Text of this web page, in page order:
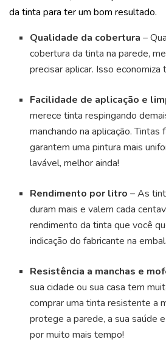
da tinta para ter um bom resultado.
Qualidade da cobertura –
cobertura da tinta na parede,
precisar aplicar. Isso
Facilidade de aplicação e
merece tinta respingando
manchando na aplicação. Tintas
garantem uma pintura mais
lavável, melhor ainda!
Rendimento por litro – As
duram mais e valem cada
rendimento da tinta que você
indicação do fabricante na
Resistência a manchas e
sua cidade ou sua casa tem
comprar uma tinta resistente a
protege a parede, a sua saúde
por muito mais tempo!